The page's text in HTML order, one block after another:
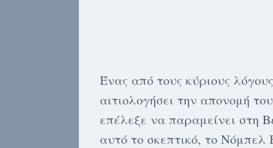
Ένας από τους κύριους
αιτιολογήσει την απονομή
επέλεξε να παραμείνει στη
αυτό το σκεπτικό, το Νόμπελ